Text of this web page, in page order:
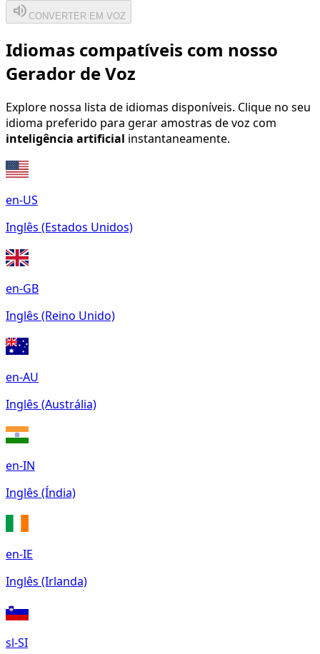
volume_up CONVERTER EM VOZ
Idiomas compatíveis com nosso
Gerador de Voz
Explore nossa lista de idiomas disponíveis. Clique no seu
idioma preferido para gerar amostras de voz com
inteligência artificial instantaneamente.
en-US
Inglês (Estados Unidos)
en-GB
Inglês (Reino Unido)
en-AU
Inglês (Austrália)
en-IN
Inglês (Índia)
en-IE
Inglês (Irlanda)
sl-SI